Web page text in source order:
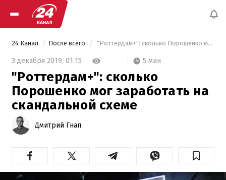
24 Канал После всего "Роттердам+": сколько Порошенко мог заработать на скандальной схеме
3 декабря 2019, 01:15 5 мин
"Роттердам+": сколько
Порошенко мог заработать на
скандальной схеме
Дмитрий Гнап